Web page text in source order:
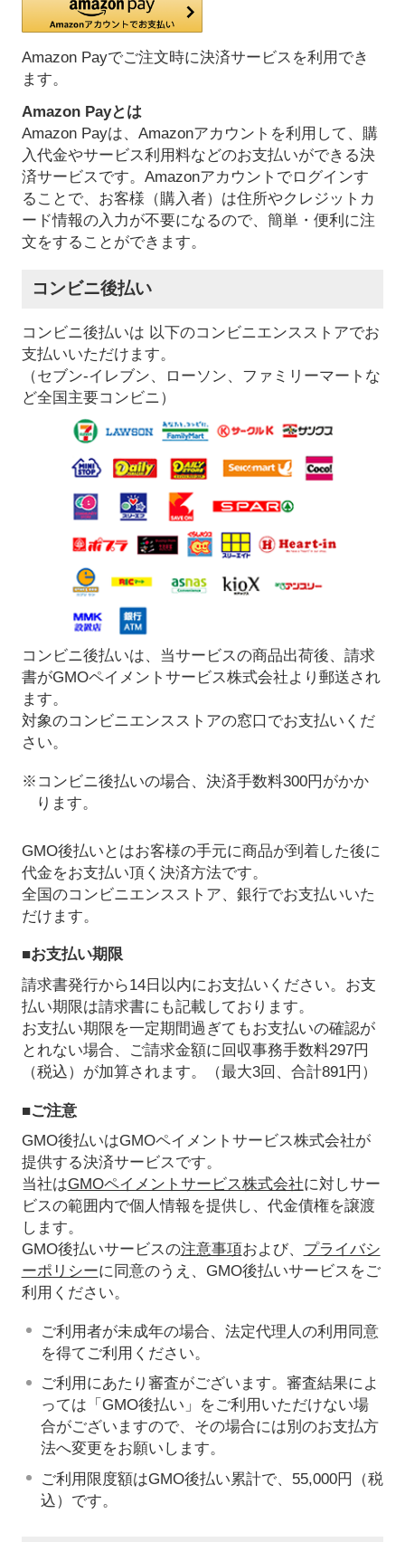
Amazon Payでご注文時に決済サービスを利用でき
ます。
Amazon Payとは
Amazon Payは、Amazonアカウントを利用して、購
入代金やサービス利用料などのお支払いができる決
済サービスです。Amazonアカウントでログインす
ることで、お客様（購入者）は住所やクレジットカ
ード情報の入力が不要になるので、簡単・便利に注
文をすることができます。
コンビニ後払い
コンビニ後払いは 以下のコンビニエンスストアでお
支払いいただけます。
（セブン-イレブン、ローソン、ファミリーマートな
ど全国主要コンビニ）
コンビニ後払いは、当サービスの商品出荷後、請求
書がGMOペイメントサービス株式会社より郵送され
ます。
対象のコンビニエンスストアの窓口でお支払いくだ
さい。
※コンビニ後払いの場合、決済手数料300円がかか
ります。
GMO後払いとはお客様の手元に商品が到着した後に
代金をお支払い頂く決済方法です。
全国のコンビニエンスストア、銀行でお支払いいた
だけます。
■お支払い期限
請求書発行から14日以内にお支払いください。お支
払い期限は請求書にも記載しております。
お支払い期限を一定期間過ぎてもお支払いの確認が
とれない場合、ご請求金額に回収事務手数料297円
（税込）が加算されます。（最大3回、合計891円）
■ご注意
GMO後払いはGMOペイメントサービス株式会社が
提供する決済サービスです。
当社はGMOペイメントサービス株式会社に対しサー
ビスの範囲内で個人情報を提供し、代金債権を譲渡
します。
GMO後払いサービスの注意事項および、 プライバシ
ーポリシーに同意のうえ、GMO後払いサービスをご
利用ください。
ご利用者が未成年の場合、法定代理人の利用同意
を得てご利用ください。
ご利用にあたり審査がございます。審査結果によ
っては「GMO後払い」をご利用いただけない場
合がございますので、その場合には別のお支払方
法へ変更をお願いします。
ご利用限度額はGMO後払い累計で、55,000円（税
込）です。